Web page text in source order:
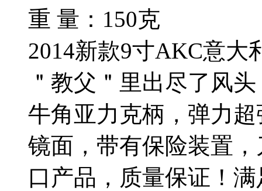
重 量：150克
2014新款9寸AKC意大
＂教父＂里出尽了风
牛角亚力克柄，弹力
镜面，带有保险装置
口产品，质量保证！